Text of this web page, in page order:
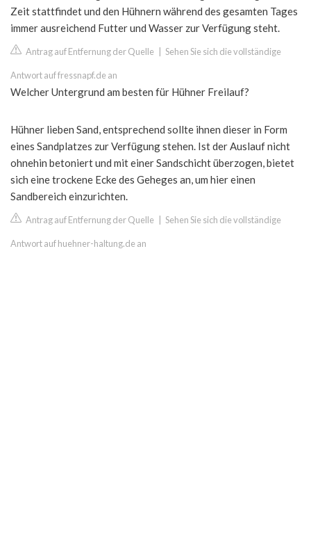
Zeit stattfindet und den Hühnern während des gesamten Tages
immer ausreichend Futter und Wasser zur Verfügung steht.
Antrag auf Entfernung der Quelle Sehen Sie sich die vollständige
Antwort auf fressnapf.de an
Welcher Untergrund am besten für Hühner Freilauf?
Hühner lieben Sand, entsprechend sollte ihnen dieser in Form
eines Sandplatzes zur Verfügung stehen. Ist der Auslauf nicht
ohnehin betoniert und mit einer Sandschicht überzogen, bietet
sich eine trockene Ecke des Geheges an, um hier einen
Sandbereich einzurichten.
Antrag auf Entfernung der Quelle Sehen Sie sich die vollständige
Antwort auf huehner-haltung.de an